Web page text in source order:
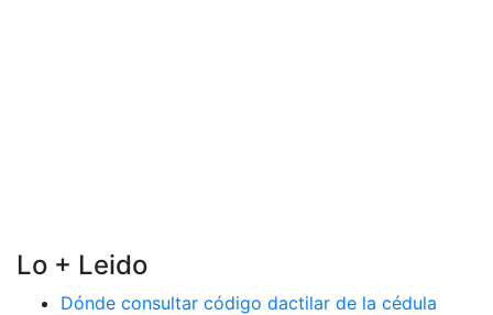
Lo + Leido
Dónde consultar código dactilar de la cédula